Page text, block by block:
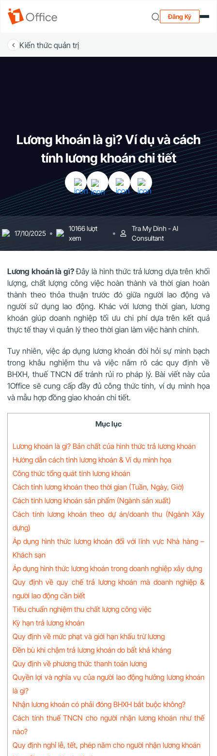
Đăng Ký
Kiến thức quản trị
Lương khoán là gì? Ví dụ và cách
tính lương khoán chi tiết
17/10/2025
10166 lượt
xem
Tra My Dinh - AI
Consultant
Lương khoán là gì?Đây là hình thức trả lương dựa trên khối
lượng, chất lượng công việc hoàn thành và thời gian hoàn
thành theo thỏa thuận trước đó giữa người lao động và
người sử dụng lao động. Khác với lương thời gian, lương
khoán giúp doanh nghiệp tối ưu chi phí dựa trên kết quả
thực tế thay vì quản lý theo thời gian làm việc hành chính.
Tuy nhiên, việc áp dụng lương khoán đòi hỏi sự minh bạch
trong khâu nghiệm thu và việc nắm rõ các quy định về
BHXH, thuế TNCN để tránh rủi ro pháp lý. Bài viết này của
1Office sẽ cung cấp đầy đủ công thức tính, ví dụ minh họa
và mẫu hợp đồng giao khoán chi tiết.
Mục lục
Lương khoán là gì? Bản chất của hình thức trả lương khoán
Hướng dẫn cách tính lương khoán & Ví dụ minh họa
Công thức tổng quát tính lương khoán
Cách tính lương khoán theo thời gian (Tuần, Ngày, Giờ)
Cách tính lương khoán sản phẩm (Ngành sản xuất)
Cách tính lương khoán theo dự án/doanh thu (Ngành Xây
dựng)
Áp dụng hình thức lương khoán đối với lĩnh vực Nhà hàng –
Khách sạn
Áp dụng hình thức lương khoán trong doanh nghiệp xây dựng
Quy định về quy chế trả lương khoán mà doanh nghiệp &
người lao động cần biết
Tiêu chuẩn nghiệm thu chất lượng công việc
Kỳ hạn trả lương khoán
Quy định về mức phạt và giới hạn khấu trừ lương
Đền bù khi chậm trả lương khoán do bất khả kháng
Quy định về phương thức thanh toán lương
Quyền lợi và nghĩa vụ của người lao động hưởng lương khoán
là gì?
Nhận lương khoán có phải đóng BHXH bắt buộc không?
Cách tính thuế TNCN cho người nhận lương khoán như thế
nào?
Quy định nghỉ lễ, tết, phép năm cho người nhận lương khoán